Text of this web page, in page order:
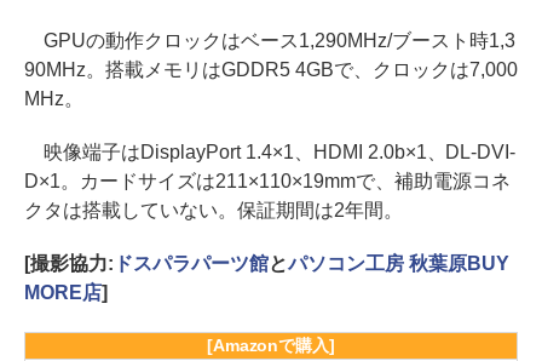
GPUの動作クロックはベース1,290MHz/ブースト時1,3
90MHz。搭載メモリはGDDR5 4GBで、クロックは7,000
MHz。
映像端子はDisplayPort 1.4×1、HDMI 2.0b×1、DL-DVI-
D×1。カードサイズは211×110×19mmで、補助電源コネ
クタは搭載していない。保証期間は2年間。
[撮影協力: ドスパラパーツ館とパソコン工房 秋葉原BUY
MORE店]
[Amazonで購入]